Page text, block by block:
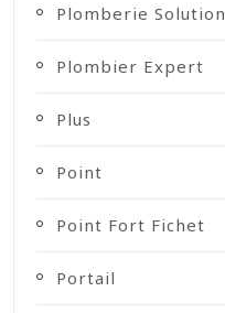
Plomberie Solution
Plombier Expert
Plus
Point
Point Fort Fichet
Portail